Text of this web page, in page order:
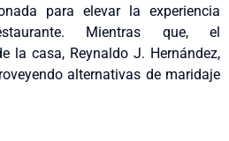
para elevar la experiencia
Mientras que, el
la casa, Reynaldo J. Hernández,
alternativas de maridaje